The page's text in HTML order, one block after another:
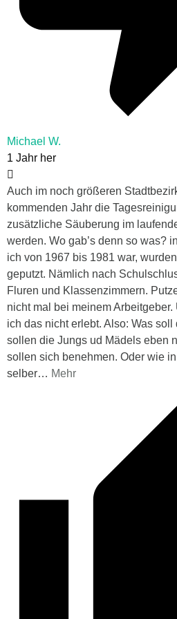
Michael W.
1 Jahr her
Auch im noch größeren
kommenden Jahr die
zusätzliche Säuberung im
werden. Wo gab’s denn so was?
ich von 1967 bis 1981 war,
geputzt. Nämlich nach
Fluren und Klassenzimmern.
nicht mal bei meinem
ich das nicht erlebt. Also: Was
sollen die Jungs ud Mädels eben
sollen sich benehmen. Oder wie
selber… Mehr